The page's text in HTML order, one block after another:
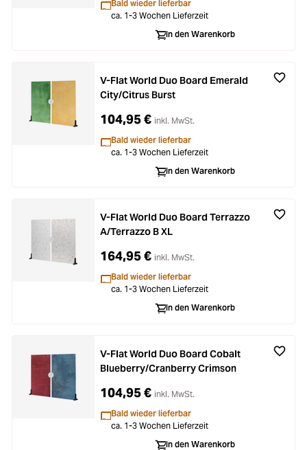
Bald wieder lieferbar
ca. 1-3 Wochen Lieferzeit
In den Warenkorb
V-Flat World Duo Board Emerald
City/Citrus Burst
104,95 € inkl. MwSt.
Bald wieder lieferbar
ca. 1-3 Wochen Lieferzeit
In den Warenkorb
V-Flat World Duo Board Terrazzo
A/Terrazzo B XL
164,95 € inkl. MwSt.
Bald wieder lieferbar
ca. 1-3 Wochen Lieferzeit
In den Warenkorb
V-Flat World Duo Board Cobalt
Blueberry/Cranberry Crimson
104,95 € inkl. MwSt.
Bald wieder lieferbar
ca. 1-3 Wochen Lieferzeit
In den Warenkorb